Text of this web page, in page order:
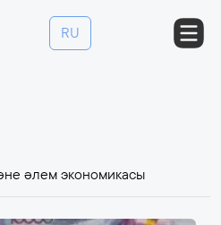
RU
әлем экономикасы